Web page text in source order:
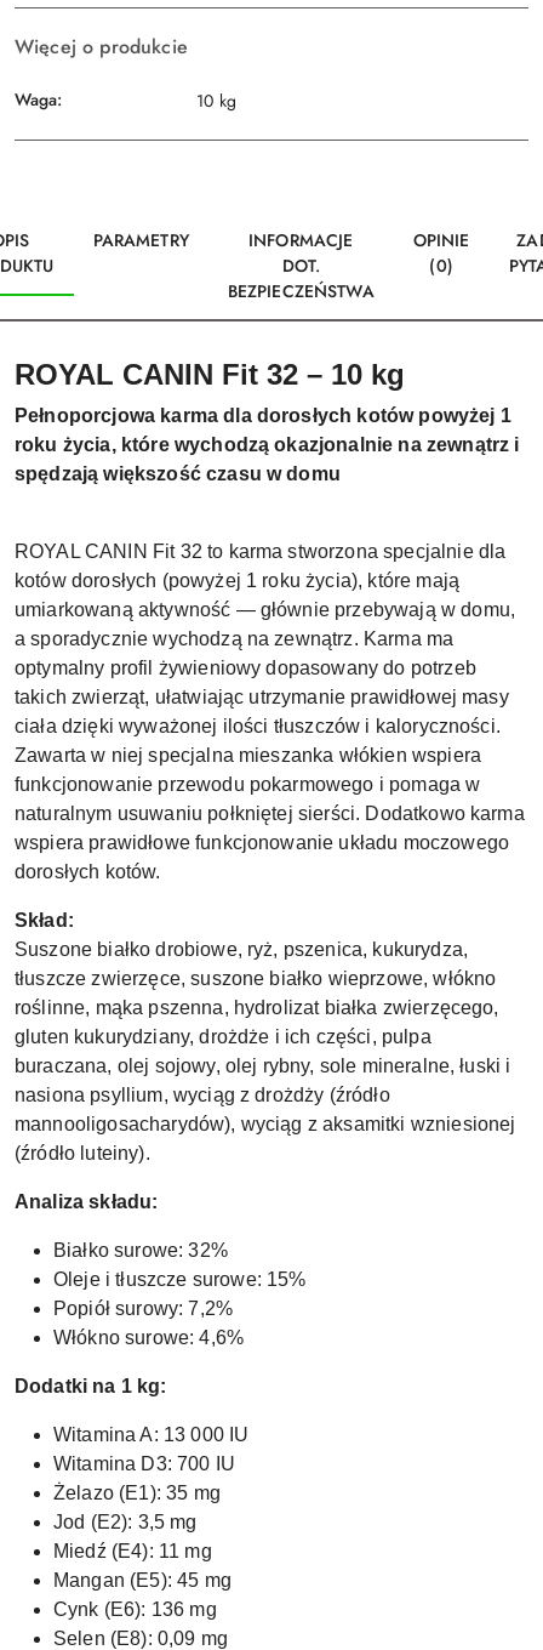
Więcej o produkcie
Waga: 10 kg
PARAMETRY
INFORMACJE
DOT.
BEZPIECZEŃSTWA
OPINIE
(0)
ROYAL CANIN Fit 32 – 10 kg
Pełnoporcjowa karma dla dorosłych kotów powyżej 1
roku życia, które wychodzą okazjonalnie na zewnątrz i
spędzają większość czasu w domu
ROYAL CANIN Fit 32 to karma stworzona specjalnie dla
kotów dorosłych (powyżej 1 roku życia), które mają
umiarkowaną aktywność — głównie przebywają w domu,
a sporadycznie wychodzą na zewnątrz. Karma ma
optymalny profil żywieniowy dopasowany do potrzeb
takich zwierząt, ułatwiając utrzymanie prawidłowej masy
ciała dzięki wyważonej ilości tłuszczów i kaloryczności.
Zawarta w niej specjalna mieszanka włókien wspiera
funkcjonowanie przewodu pokarmowego i pomaga w
naturalnym usuwaniu połkniętej sierści. Dodatkowo karma
wspiera prawidłowe funkcjonowanie układu moczowego
dorosłych kotów.
Skład:
Suszone białko drobiowe, ryż, pszenica, kukurydza,
tłuszcze zwierzęce, suszone białko wieprzowe, włókno
roślinne, mąka pszenna, hydrolizat białka zwierzęcego,
gluten kukurydziany, drożdże i ich części, pulpa
buraczana, olej sojowy, olej rybny, sole mineralne, łuski i
nasiona psyllium, wyciąg z drożdży (źródło
mannooligosacharydów), wyciąg z aksamitki wzniesionej
(źródło luteiny).
Analiza składu:
Białko surowe: 32%
Oleje i tłuszcze surowe: 15%
Popiół surowy: 7,2%
Włókno surowe: 4,6%
Dodatki na 1 kg:
Witamina A: 13 000 IU
Witamina D3: 700 IU
Żelazo (E1): 35 mg
Jod (E2): 3,5 mg
Miedź (E4): 11 mg
Mangan (E5): 45 mg
Cynk (E6): 136 mg
Selen (E8): 0,09 mg